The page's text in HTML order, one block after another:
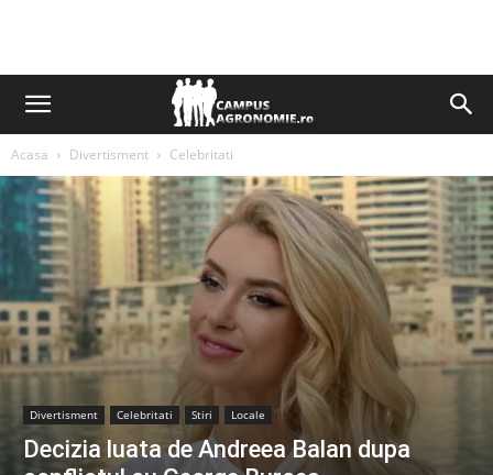
Acasa Divertisment Celebritati
Divertisment Celebritati Stiri Locale
Decizia luata de Andreea Balan dupa